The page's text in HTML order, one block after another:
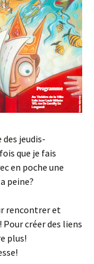
jeudis-
que je fais
en poche une
peine?
rencontrer et
créer des liens
plus!